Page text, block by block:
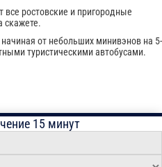
ростовские и пригородные
скажете.
от небольших минивэнов на 5-
туристическими автобусами.
15 минут